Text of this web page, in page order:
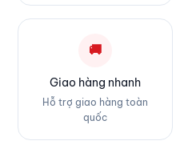
🚚
Giao hàng nhanh
Hỗ trợ giao hàng toàn
quốc